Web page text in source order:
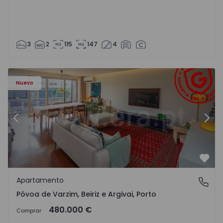
3 2 115 147 4
Nuevo
e Argivai - 1574602 - 20
Apartamento T3 Póvoa de Varzim, Póvoa de Varzim,
Anterior
Póvoa de Varzim, Beiriz e Argivai, Porto
Apartamento
Póvoa de Varzim, Beiriz e Argivai, Porto
Comprar 480.000 €